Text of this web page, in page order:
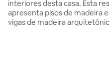
avaliação média de 5, 20
interiores desta casa. Esta
apresenta pisos de madeira
vigas de madeira